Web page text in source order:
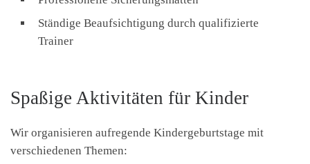
Ständige Beaufsichtigung durch qualifizierte
Trainer
Spaßige Aktivitäten für Kinder
Wir organisieren aufregende Kindergeburtstage mit
verschiedenen Themen: